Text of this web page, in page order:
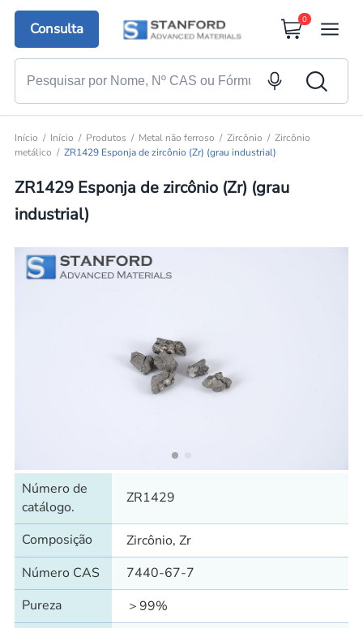
Consulta
0
Início Início Produtos Metal não ferroso Zircônio
Zircônio
metálico
ZR1429 Esponja de zircônio (Zr) (grau industrial)
ZR1429 Esponja de zircônio (Zr) (grau
industrial)
Número de
catálogo.
ZR1429
Composição
Zircônio, Zr
Número CAS
7440-67-7
Pureza
＞99%